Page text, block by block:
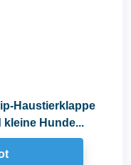
Haustierklappe
Hunde...